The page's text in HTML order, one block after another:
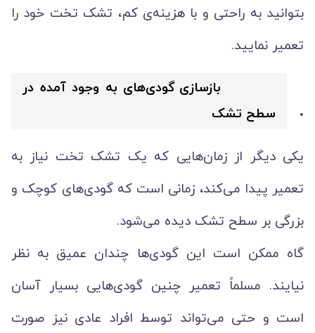
بتوانید به راحتی و با هزینه‌ی کم، تشک تخت خود را
تعمیر نمایید.
بازسازی گودی‌های به وجود آمده در
سطح تشک
یکی دیگر از زمان‌هایی که یک تشک تخت نیاز به
تعمیر پیدا می‌کند، زمانی است که گودی‌های کوچک و
بزرگی بر سطح تشک دیده می‌شود.
گاه ممکن است این گودی‌ها چندان عمیق به نظر
نیایند. مسلماً تعمیر چنین گودی‌هایی بسیار آسان
است و حتی می‌تواند توسط افراد عادی نیز صورت